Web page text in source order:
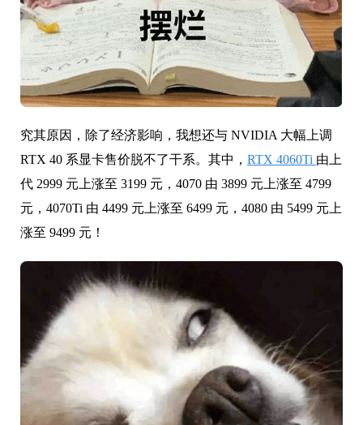
究其原因，除了经济影响，我想还与 NVIDIA 大幅上调
RTX 40 系显卡售价脱不了干系。其中， RTX 4060Ti 由上
代 2999 元上涨至 3199 元，4070 由 3899 元上涨至 4799
元，4070Ti 由 4499 元上涨至 6499 元，4080 由 5499 元上
涨至 9499 元！